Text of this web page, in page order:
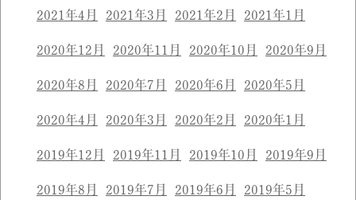
2021年4月 2021年3月 2021年2月 2021年1月
2020年12月 2020年11月 2020年10月 2020年9月
2020年8月 2020年7月 2020年6月 2020年5月
2020年4月 2020年3月 2020年2月 2020年1月
2019年12月 2019年11月 2019年10月 2019年9月
2019年8月 2019年7月 2019年6月 2019年5月